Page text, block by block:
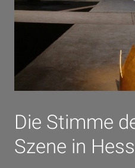
Die Stimme
Szene in